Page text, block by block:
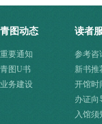
青图动态
重要通知
青图U书
业务建设
读者
参考咨
新书推
开馆时
办证向
入馆须